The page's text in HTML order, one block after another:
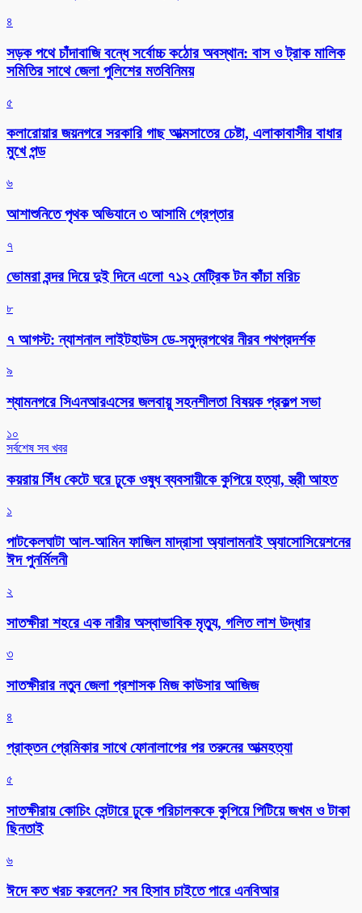
৪
সড়ক পথে চাঁদাবাজি বন্ধে সর্বোচ্চ কঠোর অবস্থান: বাস ও ট্রাক মালিক
সমিতির সাথে জেলা পুলিশের মতবিনিময়
৫
কলারোয়ার জয়নগরে সরকারি গাছ আত্মসাতের চেষ্টা, এলাকাবাসীর বাধার
মুখে পন্ড
৬
আশাশুনিতে পৃথক অভিযানে ৩ আসামি গ্রেপ্তার
৭
ভোমরা বন্দর দিয়ে দুই দিনে এলো ৭১২ মেট্রিক টন কাঁচা মরিচ
৮
৭ আগস্ট: ন্যাশনাল লাইটহাউস ডে-সমুদ্রপথের নীরব পথপ্রদর্শক
৯
শ্যামনগরে সিএনআরএসের জলবায়ু সহনশীলতা বিষয়ক প্রকল্প সভা
১০
সর্বশেষ সব খবর
কয়রায় সিঁধ কেটে ঘরে ঢুকে ওষুধ ব্যবসায়ীকে কুপিয়ে হত্যা, স্ত্রী আহত
১
পাটকেলঘাটা আল-আমিন ফাজিল মাদ্রাসা অ্যালামনাই অ্যাসোসিয়েশনের
ঈদ পুনর্মিলনী
২
সাতক্ষীরা শহরে এক নারীর অস্বাভাবিক মৃত্যু, গলিত লাশ উদ্ধার
৩
সাতক্ষীরার নতুন জেলা প্রশাসক মিজ কাউসার আজিজ
৪
প্রাক্তন প্রেমিকার সাথে ফোনালাপের পর তরুনের আত্মহত্যা
৫
সাতক্ষীরায় কোচিং সেন্টারে ঢুকে পরিচালককে কুপিয়ে পিটিয়ে জখম ও টাকা
ছিনতাই
৬
ঈদে কত খরচ করলেন? সব হিসাব চাইতে পারে এনবিআর